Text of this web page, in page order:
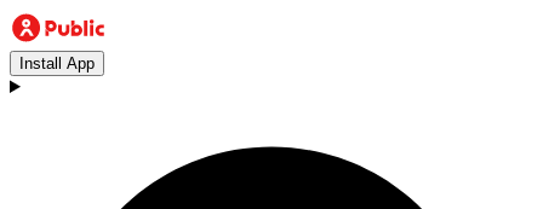
Install App